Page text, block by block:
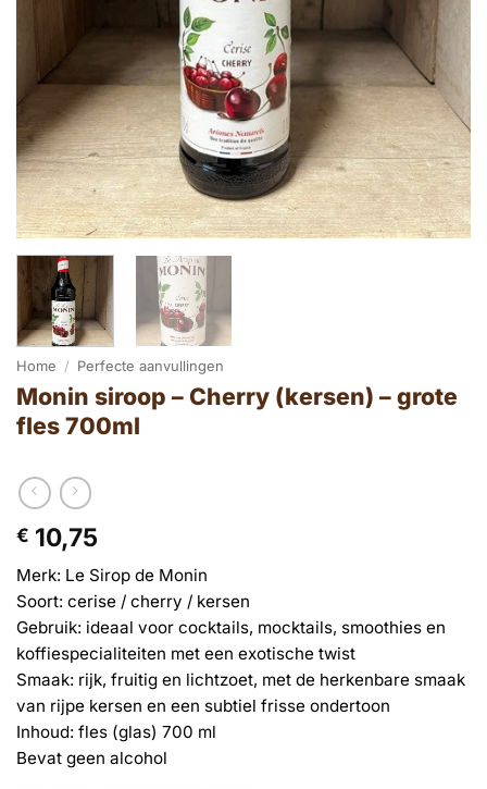
Home / Perfecte aanvullingen
Monin siroop – Cherry (kersen) – grote
fles 700ml
€ 10,75
Merk: Le Sirop de Monin
Soort: cerise / cherry / kersen
Gebruik: ideaal voor cocktails, mocktails, smoothies en
koffiespecialiteiten met een exotische twist
Smaak: rijk, fruitig en lichtzoet, met de herkenbare smaak
van rijpe kersen en een subtiel frisse ondertoon
Inhoud: fles (glas) 700 ml
Bevat geen alcohol